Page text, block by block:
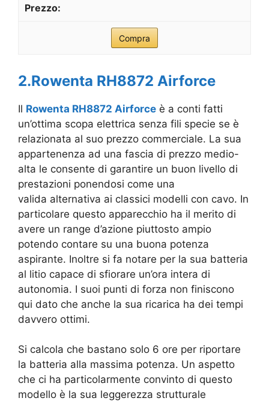
Compra
2.Rowenta RH8872 Airforce
Il Rowenta RH8872 Airforce è a conti fatti
un’ottima scopa elettrica senza fili specie se è
relazionata al suo prezzo commerciale. La sua
appartenenza ad una fascia di prezzo medio-
alta le consente di garantire un buon livello di
prestazioni ponendosi come una
valida alternativa ai classici modelli con cavo. In
particolare questo apparecchio ha il merito di
avere un range d’azione piuttosto ampio
potendo contare su una buona potenza
aspirante. Inoltre si fa notare per la sua batteria
al litio capace di sfiorare un’ora intera di
autonomia. I suoi punti di forza non finiscono
qui dato che anche la sua ricarica ha dei tempi
davvero ottimi.
Si calcola che bastano solo 6 ore per riportare
la batteria alla massima potenza. Un aspetto
che ci ha particolarmente convinto di questo
modello è la sua leggerezza strutturale